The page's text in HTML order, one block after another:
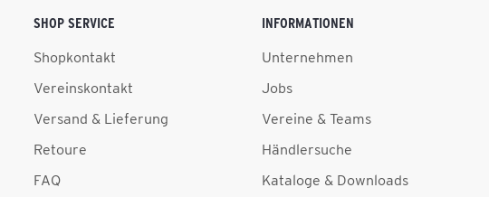
SHOP SERVICE
Shopkontakt
Vereinskontakt
Versand & Lieferung
Retoure
FAQ
INFORMATIONEN
Unternehmen
Jobs
Vereine & Teams
Händlersuche
Kataloge & Downloads